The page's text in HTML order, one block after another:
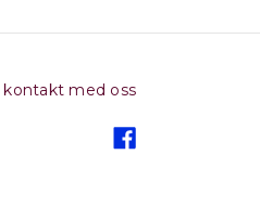
kontakt med oss